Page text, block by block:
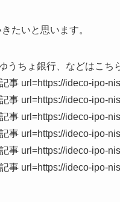
たいと思います。
うちょ銀行、などはこち
事 url=https://ideco-ipo-
事 url=https://ideco-ipo-
事 url=https://ideco-ipo-
事 url=https://ideco-ipo-
事 url=https://ideco-ipo-
事 url=https://ideco-ipo-